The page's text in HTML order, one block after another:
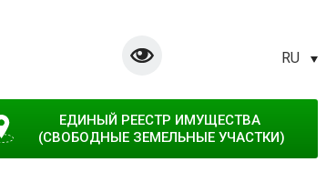
RU
ЕДИНЫЙ РЕЕСТР ИМУЩЕСТВА
(СВОБОДНЫЕ ЗЕМЕЛЬНЫЕ УЧАСТКИ)